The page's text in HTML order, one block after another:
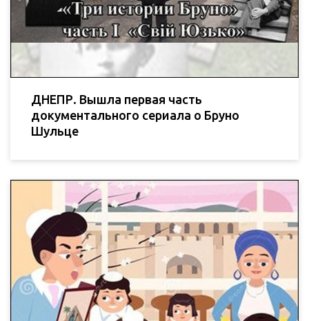
ДНЕПР. Вышла первая часть
документального сериала о Бруно
Шульце